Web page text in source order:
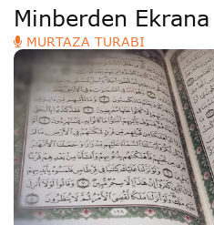
Minberden
MURTAZA TURABI